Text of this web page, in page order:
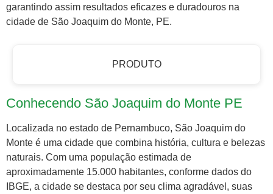
garantindo assim resultados eficazes e duradouros na
cidade de São Joaquim do Monte, PE.
PRODUTO
Conhecendo São Joaquim do Monte PE
Localizada no estado de Pernambuco, São Joaquim do
Monte é uma cidade que combina história, cultura e belezas
naturais. Com uma população estimada de
aproximadamente 15.000 habitantes, conforme dados do
IBGE, a cidade se destaca por seu clima agradável, suas